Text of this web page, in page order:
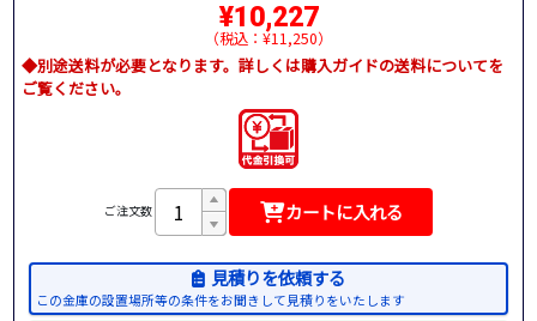
¥10,227
（税込：¥11,250）
◆別途送料が必要となります。詳しくは購入ガイドの送料についてを
ご覧ください。
ご注文数 カートに入れる
見積りを依頼する
この金庫の設置場所等の条件をお聞きして見積りをいたします